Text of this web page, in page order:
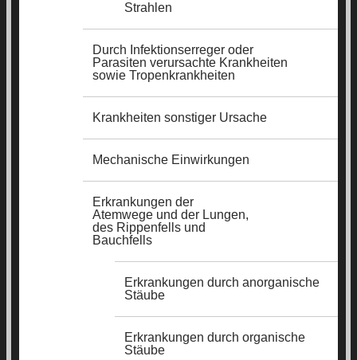
Strahlen
Durch Infektionserreger oder
Parasiten verursachte Krankheiten
sowie Tropenkrankheiten
Krankheiten sonstiger Ursache
Mechanische Einwirkungen
Erkrankungen der
Atemwege und der Lungen,
des Rippenfells und
Bauchfells
Erkrankungen durch anorganische
Stäube
Erkrankungen durch organische
Stäube